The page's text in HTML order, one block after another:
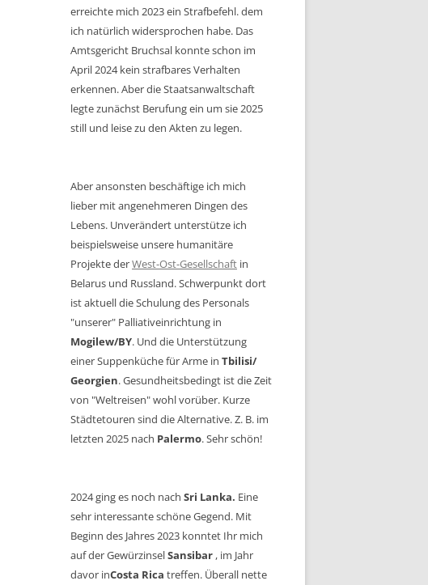
erreichte mich 2023 ein Strafbefehl. dem
ich natürlich widersprochen habe. Das
Amtsgericht Bruchsal konnte schon im
April 2024 kein strafbares Verhalten
erkennen. Aber die Staatsanwaltschaft
legte zunächst Berufung ein um sie 2025
still und leise zu den Akten zu legen.
Aber ansonsten beschäftige ich mich
lieber mit angenehmeren Dingen des
Lebens. Unverändert unterstütze ich
beispielsweise unsere humanitäre
Projekte derWest-Ost-Gesellschaft in
Belarus und Russland. Schwerpunkt dort
ist aktuell die Schulung des Personals
"unserer" Palliativeinrichtung in
Mogilew/BY. Und die Unterstützung
einer Suppenküche für Arme in Tbilisi/
Georgien. Gesundheitsbedingt ist die Zeit
von "Weltreisen" wohl vorüber. Kurze
Städtetouren sind die Alternative. Z. B. im
letzten 2025 nach Palermo. Sehr schön!
2024 ging es noch nach Sri Lanka. Eine
sehr interessante schöne Gegend. Mit
Beginn des Jahres 2023 konntet Ihr mich
auf der GewürzinselSansibar , im Jahr
davor inCosta Rica treffen. Überall nette